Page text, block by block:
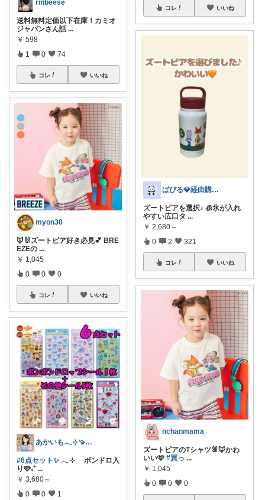
rinbeese
送料無料定価以下在庫！カミオ
ジャパンさん話 ...
￥ 598
1 0 74
コレ いいね
myon30
🦊🐰ズートピア好き必見💕 BRE
EZEの ...
￥ 1,045
0 0 0
コレ いいね
あかいも𓂃⊹🍠8月もよろしくです✨
#6点セット✨ 𓂃⊹ ボンドロ入
り🩵₊⁺ ...
￥ 3,680～
0 0 1
コレ いいね
ぱぴる💎経由購入に感謝
ズートピアを選択♪ 🧊氷が入れ
やすい広口タ ...
￥ 2,680～
0 2 321
コレ いいね
nchanmama
ズートピアのTシャツ🐰🦊かわ
いい🩷 #買っ ...
￥ 1,045
0 0 0